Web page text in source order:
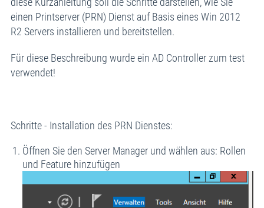
einen Printserver (PRN) Dienst auf Basis eines Win 2012
R2 Servers installieren und bereitstellen.
Für diese Beschreibung wurde ein AD Controller zum test
verwendet!
Schritte - Installation des PRN Dienstes:
Öffnen Sie den Server Manager und wählen aus: Rollen
und Feature hinzufügen